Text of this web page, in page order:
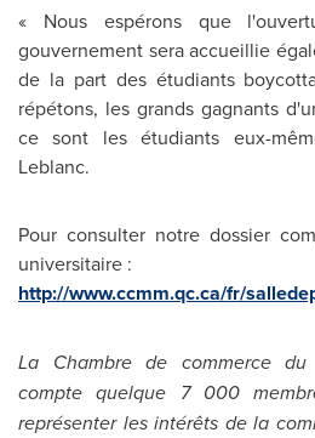
« Nous espérons que
gouvernement sera accueillie
de la part des étudiants
répétons, les grands gagnants
ce sont les étudiants eux-
Leblanc.
Pour consulter notre dossier
universitaire :
http://www.ccmm.qc.ca/fr/
La Chambre de commerce du
compte quelque 7 000
représenter les intérêts de la